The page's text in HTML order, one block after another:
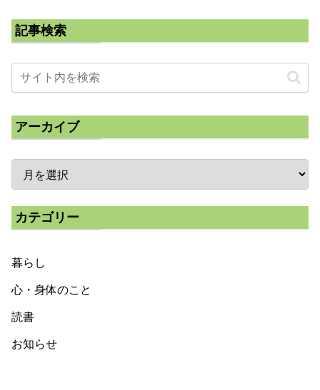
記事検索
アーカイブ
カテゴリー
暮らし
心・身体のこと
読書
お知らせ